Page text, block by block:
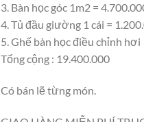
3. Bàn học góc 1m2 =
4. Tủ đầu giường 1 cái =
5. Ghế bàn học điều chỉnh
Tổng cộng : 19.400.000
Có bán lẽ từng món.